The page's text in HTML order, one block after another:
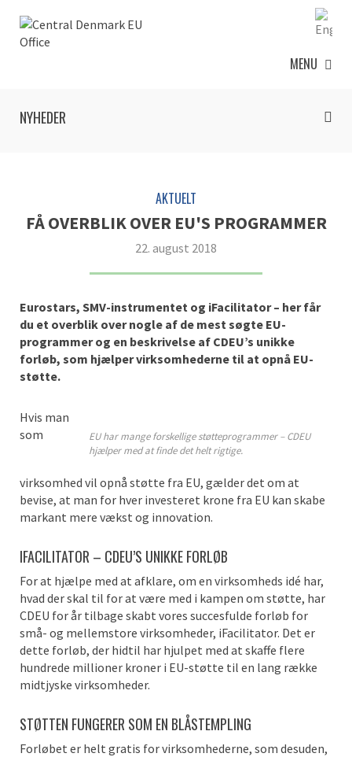
MENU
NYHEDER
AKTUELT
FÅ OVERBLIK OVER EU'S PROGRAMMER
22. august 2018
Eurostars, SMV-instrumentet og iFacilitator – her får
du et overblik over nogle af de mest søgte EU-
programmer og en beskrivelse af CDEU’s unikke
forløb, som hjælper virksomhederne til at opnå EU-
støtte.
EU har mange forskellige støtteprogrammer – CDEU
hjælper med at finde det helt rigtige.
Hvis man
som
virksomhed vil opnå støtte fra EU, gælder det om at
bevise, at man for hver investeret krone fra EU kan skabe
markant mere vækst og innovation.
IFACILITATOR – CDEU’S UNIKKE FORLØB
For at hjælpe med at afklare, om en virksomheds idé har,
hvad der skal til for at være med i kampen om støtte, har
CDEU for år tilbage skabt vores succesfulde forløb for
små- og mellemstore virksomheder, iFacilitator. Det er
dette forløb, der hidtil har hjulpet med at skaffe flere
hundrede millioner kroner i EU-støtte til en lang række
midtjyske virksomheder.
STØTTEN FUNGERER SOM EN BLÅSTEMPLING
Forløbet er helt gratis for virksomhederne, som desuden,